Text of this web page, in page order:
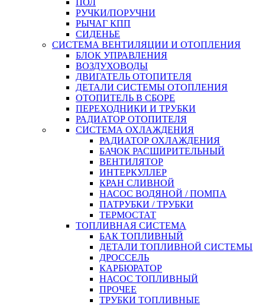
ПОЛ
РУЧКИ/ПОРУЧНИ
РЫЧАГ КПП
СИДЕНЬЕ
СИСТЕМА ВЕНТИЛЯЦИИ И ОТОПЛЕНИЯ
БЛОК УПРАВЛЕНИЯ
ВОЗДУХОВОДЫ
ДВИГАТЕЛЬ ОТОПИТЕЛЯ
ДЕТАЛИ СИСТЕМЫ ОТОПЛЕНИЯ
ОТОПИТЕЛЬ В СБОРЕ
ПЕРЕХОДНИКИ И ТРУБКИ
РАДИАТОР ОТОПИТЕЛЯ
СИСТЕМА ОХЛАЖДЕНИЯ
РАДИАТОР ОХЛАЖДЕНИЯ
БАЧОК РАСШИРИТЕЛЬНЫЙ
ВЕНТИЛЯТОР
ИНТЕРКУЛЛЕР
КРАН СЛИВНОЙ
НАСОС ВОДЯНОЙ / ПОМПА
ПАТРУБКИ / ТРУБКИ
ТЕРМОСТАТ
ТОПЛИВНАЯ СИСТЕМА
БАК ТОПЛИВНЫЙ
ДЕТАЛИ ТОПЛИВНОЙ СИСТЕМЫ
ДРОССЕЛЬ
КАРБЮРАТОР
НАСОС ТОПЛИВНЫЙ
ПРОЧЕЕ
ТРУБКИ ТОПЛИВНЫЕ